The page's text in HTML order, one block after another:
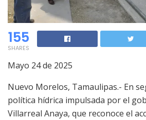
155
SHARES
Mayo 24 de 2025
Nuevo Morelos, Tamaulipas.- En
política hídrica impulsada por el
Villarreal Anaya, que reconoce el